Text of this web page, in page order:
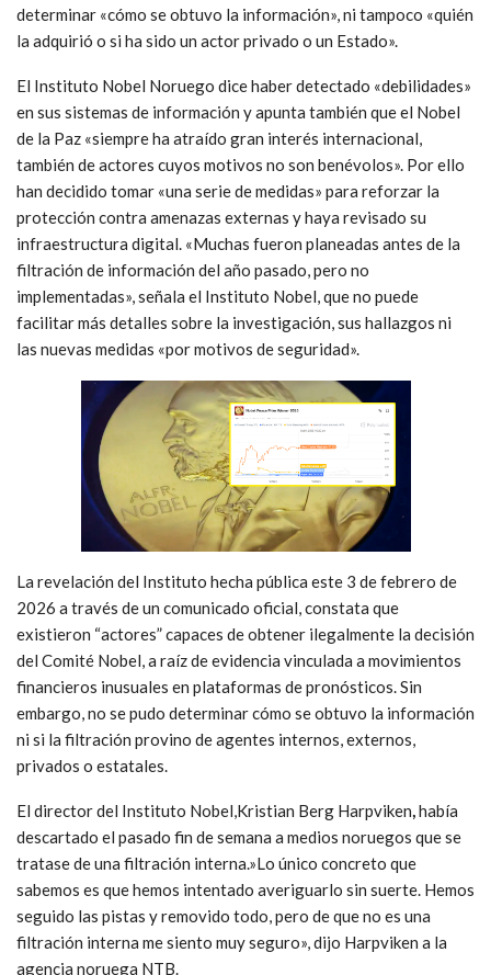
determinar «cómo se obtuvo la información», ni tampoco «quién
la adquirió o si ha sido un actor privado o un Estado».
El Instituto Nobel Noruego dice haber detectado «debilidades»
en sus sistemas de información y apunta también que el Nobel
de la Paz «siempre ha atraído gran interés internacional,
también de actores cuyos motivos no son benévolos». Por ello
han decidido tomar «una serie de medidas» para reforzar la
protección contra amenazas externas y haya revisado su
infraestructura digital. «Muchas fueron planeadas antes de la
filtración de información del año pasado, pero no
implementadas», señala el Instituto Nobel, que no puede
facilitar más detalles sobre la investigación, sus hallazgos ni
las nuevas medidas «por motivos de seguridad».
La revelación del Instituto hecha pública este 3 de febrero de
2026 a través de un comunicado oficial, constata que
existieron “actores” capaces de obtener ilegalmente la decisión
del Comité Nobel, a raíz de evidencia vinculada a movimientos
financieros inusuales en plataformas de pronósticos. Sin
embargo, no se pudo determinar cómo se obtuvo la información
ni si la filtración provino de agentes internos, externos,
privados o estatales.
El director del Instituto Nobel,Kristian Berg Harpviken,había
descartado el pasado fin de semana a medios noruegos que se
tratase de una filtración interna.»Lo único concreto que
sabemos es que hemos intentado averiguarlo sin suerte. Hemos
seguido las pistas y removido todo, pero de que no es una
filtración interna me siento muy seguro», dijo Harpviken a la
agencia noruega NTB.